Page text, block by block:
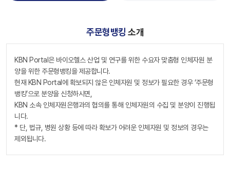
주문형뱅킹 소개
KBN Portal은 바이오헬스 산업 및 연구를 위한 수요자 맞춤형 인체자원 분
양을 위한 주문형뱅킹을 제공합니다.
현재 KBN Portal에 확보되지 않은 인체자원 및 정보가 필요한 경우 ‘주문형
뱅킹’으로 분양을 신청하시면,
KBN 소속 인체자원은행과의 협의를 통해 인체자원의 수집 및 분양이 진행됩
니다.
* 단, 법규, 병원 상황 등에 따라 확보가 어려운 인체자원 및 정보의 경우는
제외됩니다.